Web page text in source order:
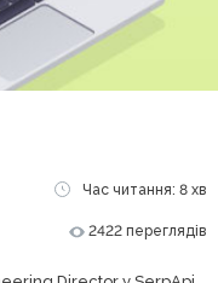
Час читання: 8 хв
2422 переглядів